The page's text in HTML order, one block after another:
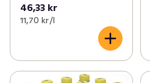
46,33 kr
11,70 kr /l